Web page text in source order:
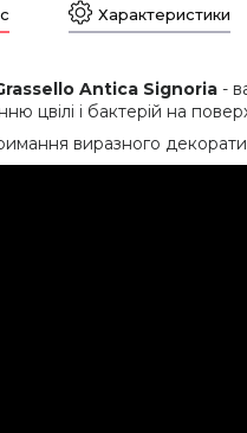
Характеристики
Antica Signoria -
цвілі і бактерій на
виразного